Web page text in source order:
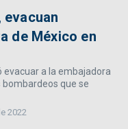
evacuan
de México en
evacuar a la embajadora
bombardeos que se
2022